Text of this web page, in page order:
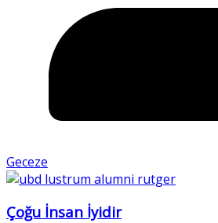
Geceze
Çoğu İnsan İyidir